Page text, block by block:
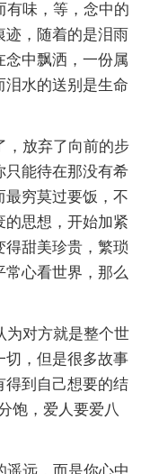
有味，等，念中的
，随着的是泪雨
念中飘洒，一份属
泪水的送别是生命
，放弃了向前的步
只能待在那没有希
最穷莫过要饭，不
的思想，开始加紧
得甜美珍贵，繁琐
常心看世界，那么
为对方就是整个世
切，但是很多故事
得到自己想要的结
饱，爱人要爱八